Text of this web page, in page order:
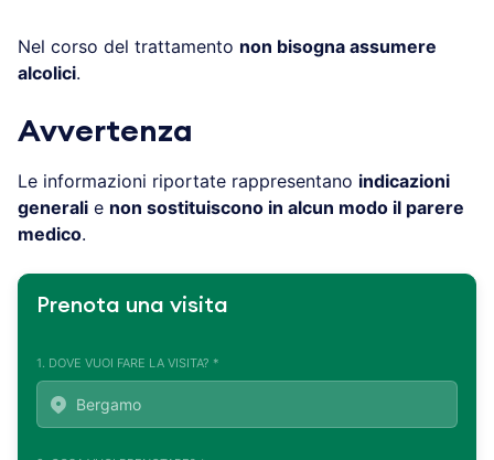
Nel corso del trattamento non bisogna assumere
alcolici.
Avvertenza
Le informazioni riportate rappresentano indicazioni
generali e non sostituiscono in alcun modo il parere
medico.
Prenota una visita
1. DOVE VUOI FARE LA VISITA? *